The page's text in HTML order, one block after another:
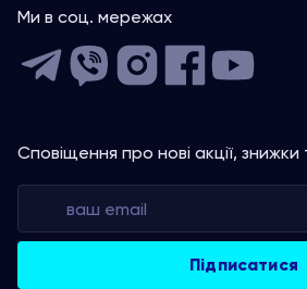
Ми в соц. мережах
Сповіщення про нові акції,